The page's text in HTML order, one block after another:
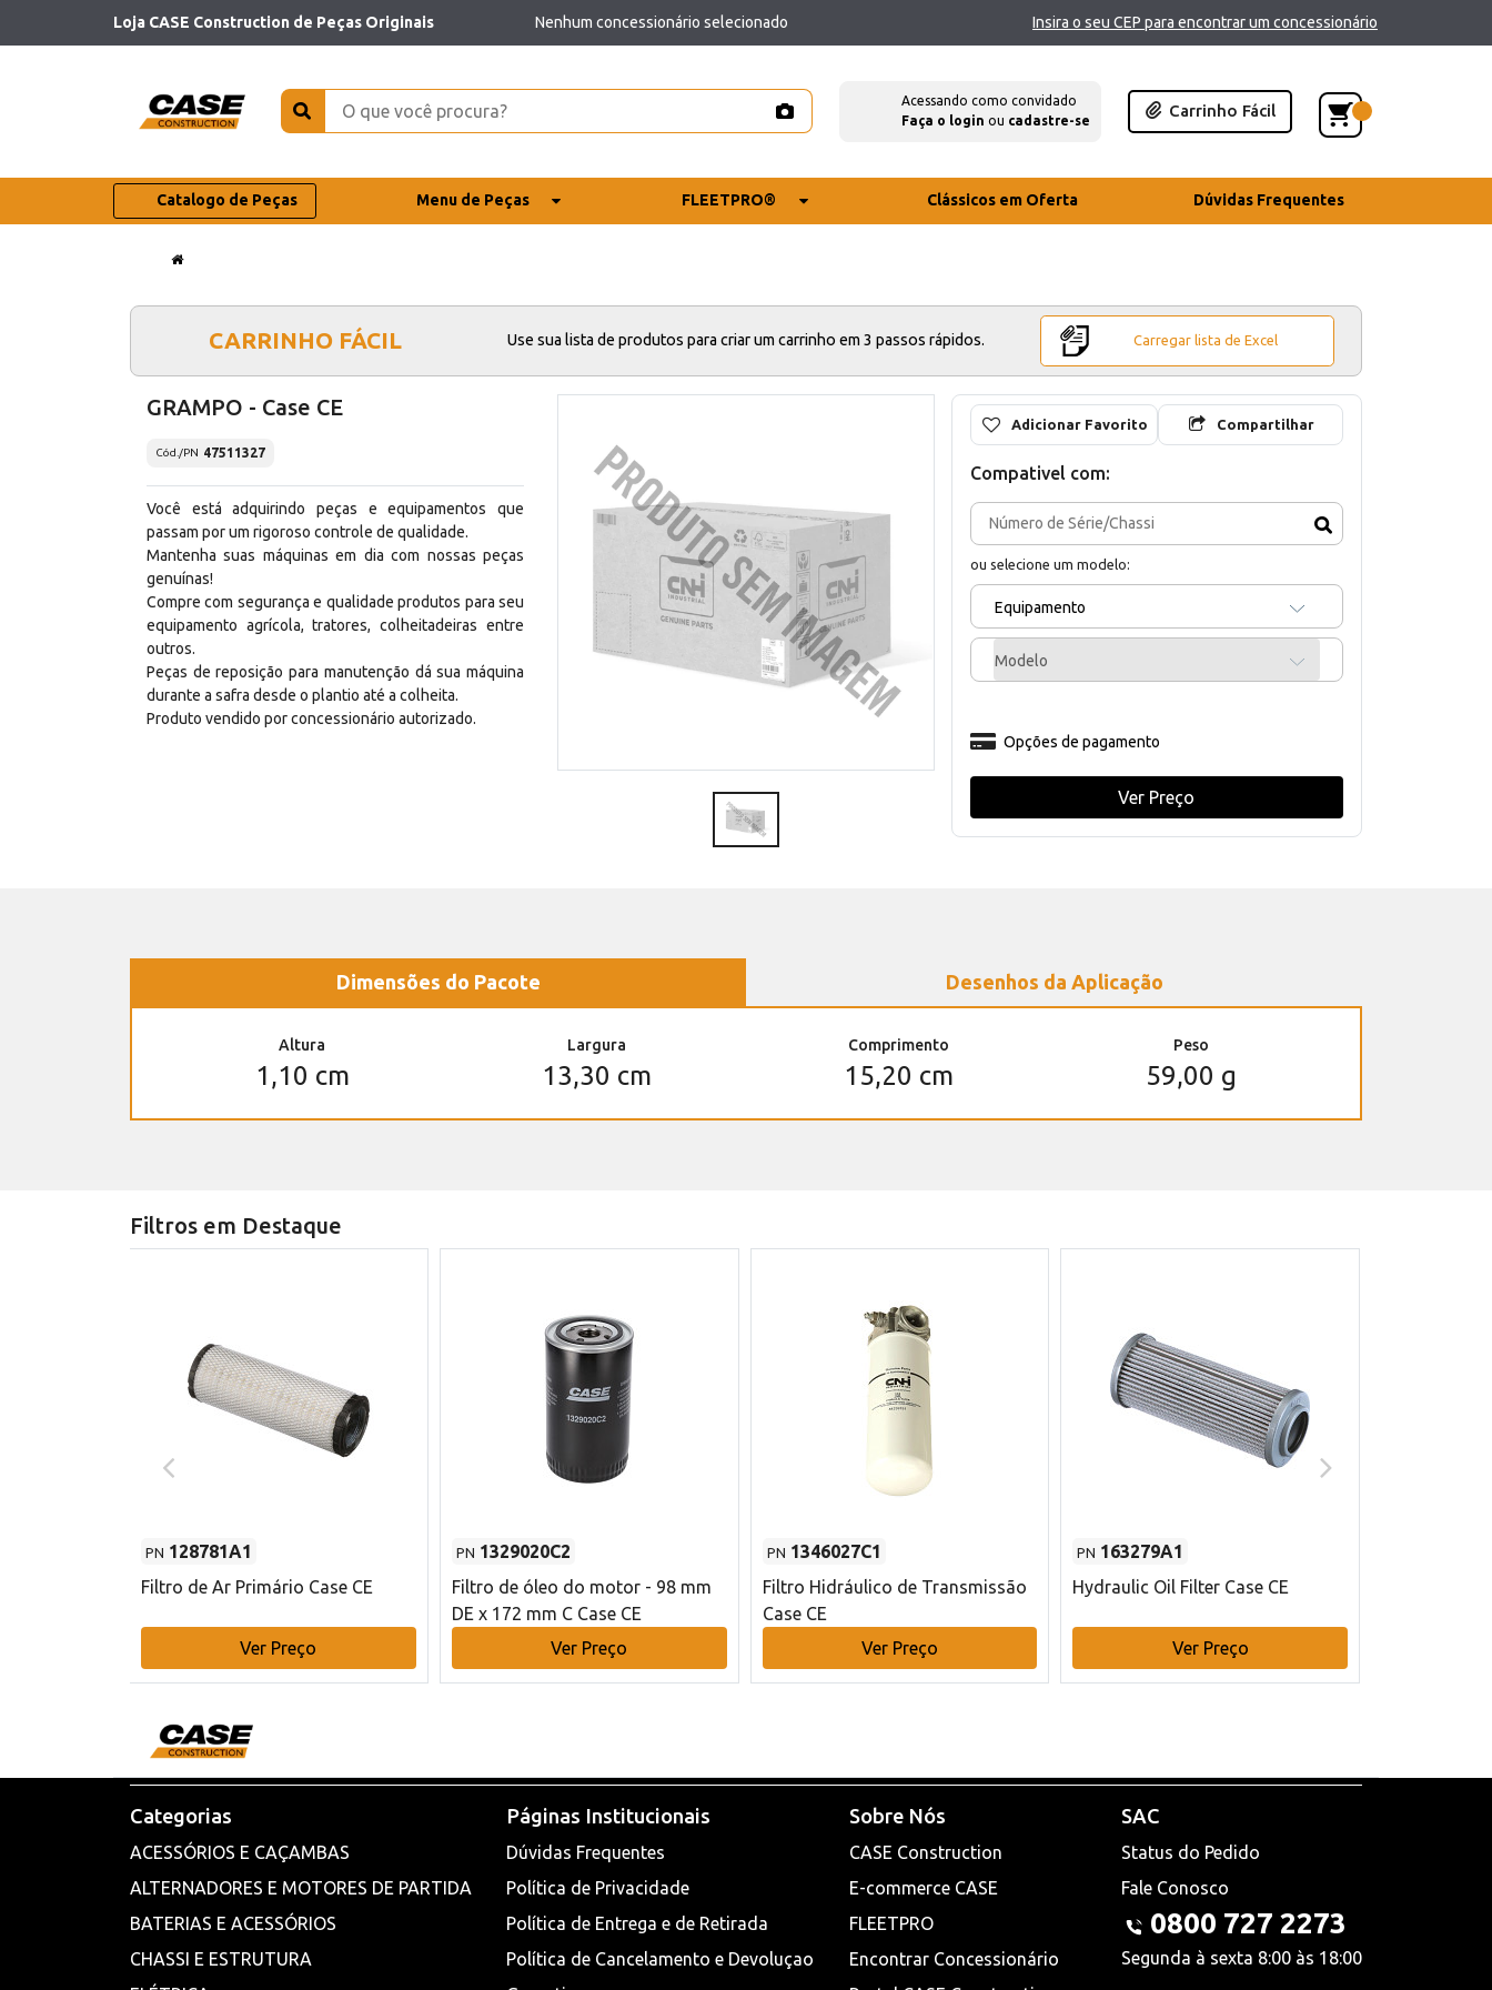
Loja CASE Construction de Peças Originais Nenhum concessionário selecionado Insira o seu CEP para encontrar um concessionário
Acessando como convidado
Faça o login ou cadastre-se
Carrinho Fácil
Catalogo de Peças Menu de Peças FLEETPRO® Clássicos em Oferta Dúvidas Frequentes
CARRINHO FÁCIL Use sua lista de produtos para criar um carrinho em 3 passos rápidos. Carregar lista de Excel
GRAMPO - Case CE
Cód./PN 47511327
Você está adquirindo peças e equipamentos que
passam por um rigoroso controle de qualidade.
Mantenha suas máquinas em dia com nossas peças
genuínas!
Compre com segurança e qualidade produtos para seu
equipamento agrícola, tratores, colheitadeiras entre
outros.
Peças de reposição para manutenção dá sua máquina
durante a safra desde o plantio até a colheita.
Produto vendido por concessionário autorizado.
Adicionar Favorito Compartilhar
Compativel com:
ou selecione um modelo:
Equipamento
Modelo
Opções de pagamento
Ver Preço
Dimensões do Pacote Desenhos da Aplicação
Altura
1,10 cm
Largura
13,30 cm
Comprimento
15,20 cm
Peso
59,00 g
Filtros em Destaque
PN 128781A1
Filtro de Ar Primário Case CE
Ver Preço
PN 1329020C2
Filtro de óleo do motor - 98 mm
DE x 172 mm C Case CE
Ver Preço
PN 1346027C1
Filtro Hidráulico de Transmissão
Case CE
Ver Preço
PN 163279A1
Hydraulic Oil Filter Case CE
Ver Preço
Categorias
ACESSÓRIOS E CAÇAMBAS
ALTERNADORES E MOTORES DE PARTIDA
BATERIAS E ACESSÓRIOS
CHASSI E ESTRUTURA
Páginas Institucionais
Dúvidas Frequentes
Política de Privacidade
Política de Entrega e de Retirada
Política de Cancelamento e Devoluçao
Sobre Nós
CASE Construction
E-commerce CASE
FLEETPRO
Encontrar Concessionário
SAC
Status do Pedido
Fale Conosco
0800 727 2273
Segunda à sexta 8:00 às 18:00